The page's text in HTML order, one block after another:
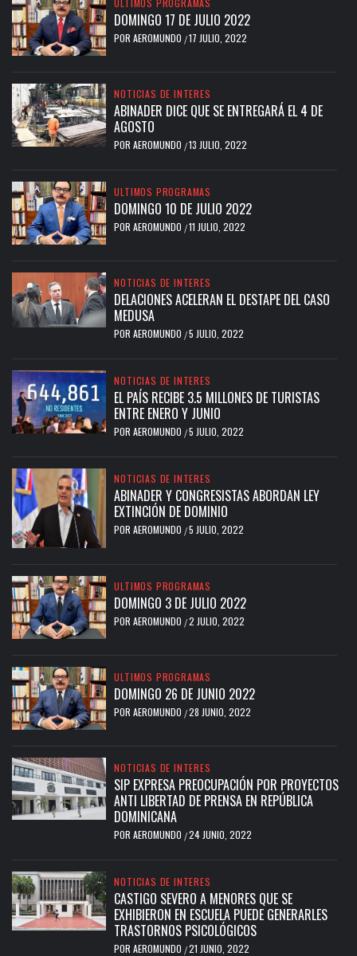
ULTIMOS PROGRAMAS
DOMINGO 17 DE JULIO 2022
POR AEROMUNDO /17 JULIO, 2022
NOTICIAS DE INTERES
ABINADER DICE QUE SE ENTREGARÁ EL 4 DE
AGOSTO
POR AEROMUNDO /13 JULIO, 2022
ULTIMOS PROGRAMAS
DOMINGO 10 DE JULIO 2022
POR AEROMUNDO /11 JULIO, 2022
NOTICIAS DE INTERES
DELACIONES ACELERAN EL DESTAPE DEL CASO
MEDUSA
POR AEROMUNDO /5 JULIO, 2022
NOTICIAS DE INTERES
EL PAÍS RECIBE 3.5 MILLONES DE TURISTAS
ENTRE ENERO Y JUNIO
POR AEROMUNDO /5 JULIO, 2022
NOTICIAS DE INTERES
ABINADER Y CONGRESISTAS ABORDAN LEY
EXTINCIÓN DE DOMINIO
POR AEROMUNDO /5 JULIO, 2022
ULTIMOS PROGRAMAS
DOMINGO 3 DE JULIO 2022
POR AEROMUNDO /2 JULIO, 2022
ULTIMOS PROGRAMAS
DOMINGO 26 DE JUNIO 2022
POR AEROMUNDO /28 JUNIO, 2022
NOTICIAS DE INTERES
SIP EXPRESA PREOCUPACIÓN POR PROYECTOS
ANTI LIBERTAD DE PRENSA EN REPÚBLICA
DOMINICANA
POR AEROMUNDO /24 JUNIO, 2022
NOTICIAS DE INTERES
CASTIGO SEVERO A MENORES QUE SE
EXHIBIERON EN ESCUELA PUEDE GENERARLES
TRASTORNOS PSICOLÓGICOS
POR AEROMUNDO /21 JUNIO, 2022